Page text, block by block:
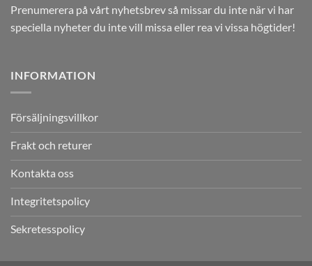
Prenumerera på vårt nyhetsbrev så missar du inte när vi har
speciella nyheter du inte vill missa eller rea vi vissa högtider!
INFORMATION
Försäljningsvillkor
Frakt och returer
Kontakta oss
Integritetspolicy
Sekretesspolicy